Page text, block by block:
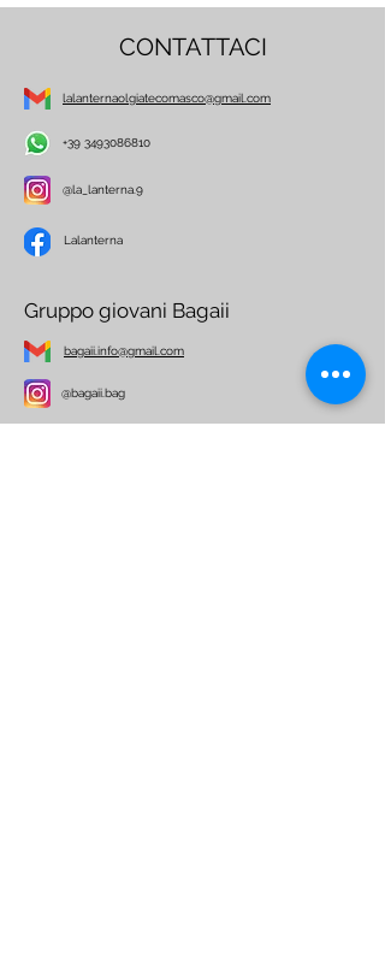
CONTATTACI
lalanternaolgiatecomasco@gmail.com
+39 3493086810
@la_lanterna.9
Lalanterna
Gruppo giovani Bagaii
bagaii.info@gmail.com
@bagaii.bag